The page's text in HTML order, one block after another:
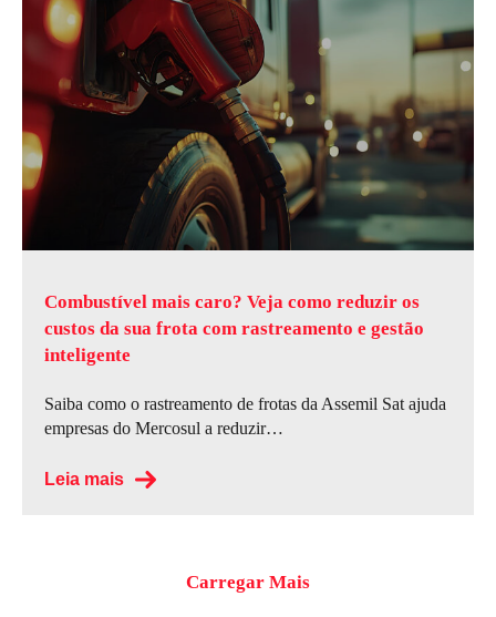
Combustível mais caro? Veja como reduzir os
custos da sua frota com rastreamento e gestão
inteligente
Saiba como o rastreamento de frotas da Assemil Sat ajuda
empresas do Mercosul a reduzir…
Leia mais
Carregar Mais